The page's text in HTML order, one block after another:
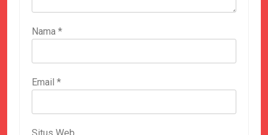
Nama *
Email *